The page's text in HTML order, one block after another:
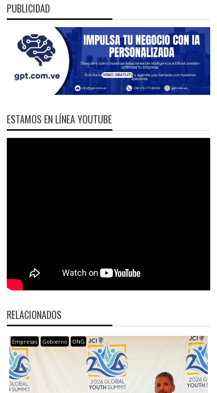
PUBLICIDAD
ESTAMOS EN LÍNEA YOUTUBE
RELACIONADOS
Empresas Gobierno ONG